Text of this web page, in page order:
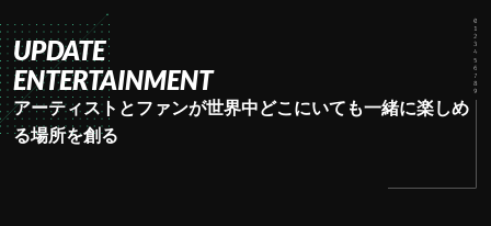
UPDATE
ENTERTAINMENT
アーティストとファンが世界中どこにいても一緒に楽しめ
る場所を創る